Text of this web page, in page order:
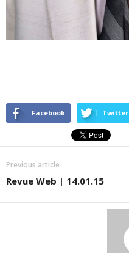
Facebook Twitter
Previous article
Revue Web | 14.01.15